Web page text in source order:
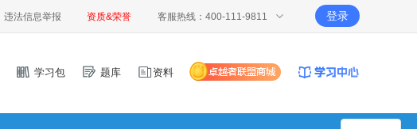
违法信息举报 资质&荣誉 客服热线：400-111-9811 登录
学习包 题库 资料